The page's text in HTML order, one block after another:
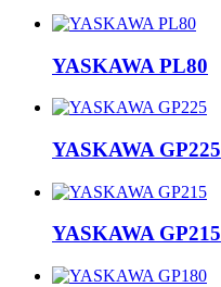
YASKAWA PL80
YASKAWA GP225
YASKAWA GP215